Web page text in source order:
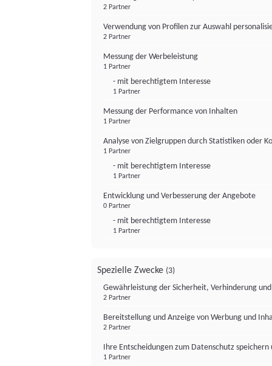
2 Partner
Verwendung von Profilen zur Auswahl
2 Partner
Messung der Werbeleistung
1 Partner
- mit berechtigtem Interesse
1 Partner
Messung der Performance von Inhalten
1 Partner
Analyse von Zielgruppen durch Statistiken oder
1 Partner
- mit berechtigtem Interesse
1 Partner
Entwicklung und Verbesserung der Angebote
0 Partner
- mit berechtigtem Interesse
1 Partner
Spezielle Zwecke (3)
Gewährleistung der Sicherheit, Verhinderung
2 Partner
Bereitstellung und Anzeige von Werbung und
2 Partner
Ihre Entscheidungen zum Datenschutz
1 Partner